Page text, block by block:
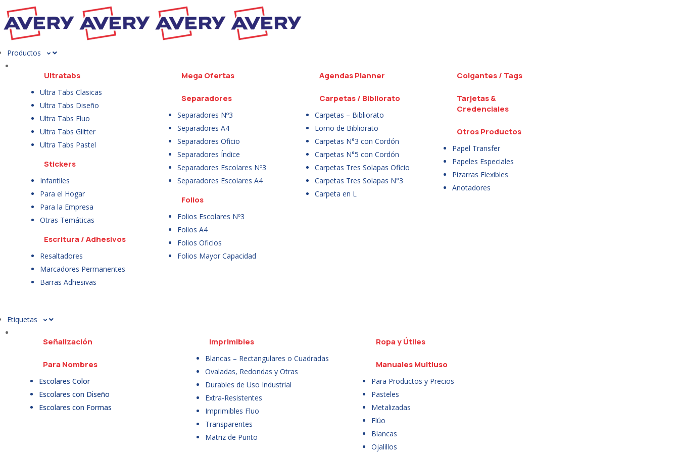
Productos
Ultratabs
Ultra Tabs Clasicas
Ultra Tabs Diseño
Ultra Tabs Fluo
Ultra Tabs Glitter
Ultra Tabs Pastel
Stickers
Infantiles
Para el Hogar
Para la Empresa
Otras Temáticas
Escritura / Adhesivos
Resaltadores
Marcadores Permanentes
Barras Adhesivas
Mega Ofertas
Separadores
Separadores Nº3
Separadores A4
Separadores Oficio
Separadores Índice
Separadores Escolares Nº3
Separadores Escolares A4
Folios
Folios Escolares Nº3
Folios A4
Folios Oficios
Folios Mayor Capacidad
Agendas Planner
Carpetas / Bibliorato
Carpetas – Bibliorato
Lomo de Bibliorato
Carpetas N°3 con Cordón
Carpetas N°5 con Cordón
Carpetas Tres Solapas Oficio
Carpetas Tres Solapas N°3
Carpeta en L
Colgantes / Tags
Tarjetas &
Credenciales
Otros Productos
Papel Transfer
Papeles Especiales
Pizarras Flexibles
Anotadores
Etiquetas
Señalización
Para Nombres
Escolares Color
Escolares con Diseño
Escolares con Formas
Imprimibles
Blancas – Rectangulares o Cuadradas
Ovaladas, Redondas y Otras
Durables de Uso Industrial
Extra-Resistentes
Imprimibles Fluo
Transparentes
Matriz de Punto
Ropa y Útiles
Manuales Multiuso
Para Productos y Precios
Pasteles
Metalizadas
Flúo
Blancas
Ojalillos